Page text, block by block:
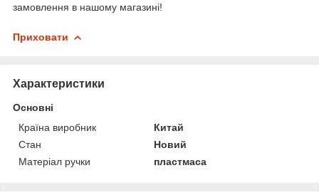
замовлення в нашому магазині!
Приховати
Характеристики
Основні
Країна виробник
Китай
Стан
Новий
Матеріал ручки
пластмаса